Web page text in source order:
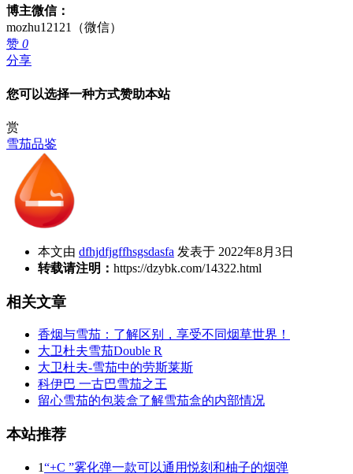
博主微信：
mozhu12121（微信）
赞 0
分享
您可以选择一种方式赞助本站
赏
雪茄品鉴
本文由 dfhjdfjgffhsgsdasfa 发表于 2022年8月3日
转载请注明： https://dzybk.com/14322.html
相关文章
香烟与雪茄：了解区别，享受不同烟草世界！
大卫杜夫雪茄Double R
大卫杜夫-雪茄中的劳斯莱斯
科伊巴 一古巴雪茄之王
留心雪茄的包装盒了解雪茄盒的内部情况
本站推荐
1“+C ”雾化弹一款可以通用悦刻和柚子的烟弹